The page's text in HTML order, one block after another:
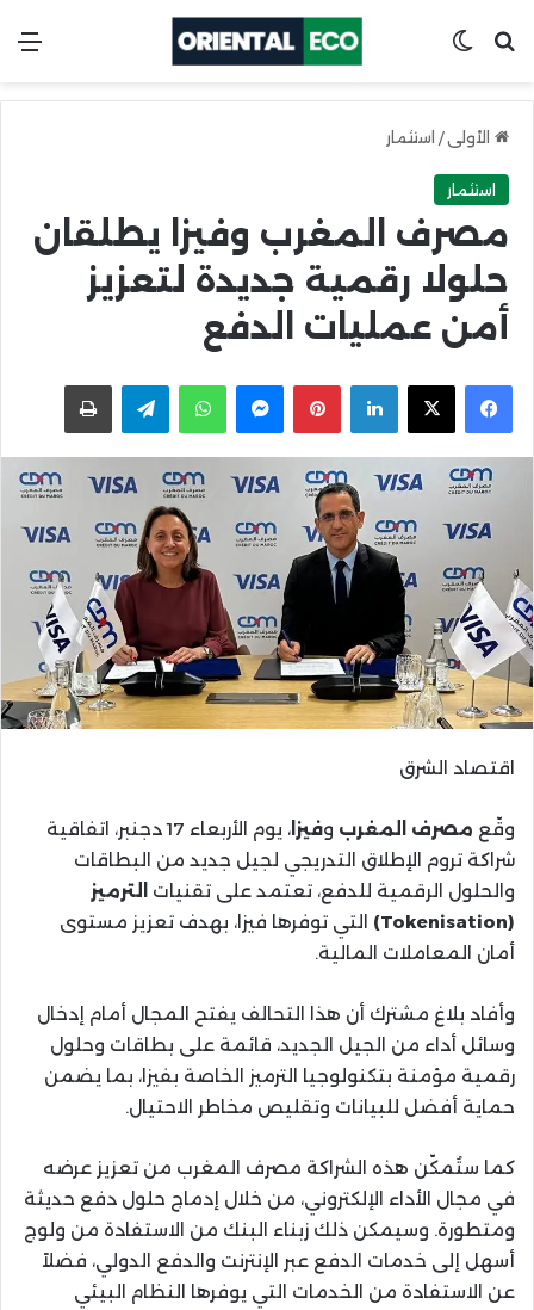
ابحث عنSwitch skin
الأولى / استثمار
استثمار
مصرف المغرب وفيزا يطلقان
حلولا رقمية جديدة لتعزيز
أمن عمليات الدفع
Facebook
X
LinkedIn
Pinterest
Messenger
WhatsApp
Telegramاطبعها
اقتصاد الشرق
وقّع مصرف المغرب وفيزا
، يوم الأربعاء 17 دجنبر، اتفاقية
شراكة تروم الإطلاق التدريجي لجيل جديد من البطاقات
والحلول الرقمية للدفع، تعتمد على تقنيات
الترميز
(Tokenisation)
التي توفرها فيزا، بهدف تعزيز مستوى
أمان المعاملات المالية.
وأفاد بلاغ مشترك أن هذا التحالف يفتح المجال أمام إدخال
وسائل أداء من الجيل الجديد، قائمة على بطاقات وحلول
رقمية مؤمنة بتكنولوجيا الترميز الخاصة بفيزا، بما يضمن
حماية أفضل للبيانات وتقليص مخاطر الاحتيال.
كما ستُمكّن هذه الشراكة مصرف المغرب من تعزيز عرضه
في مجال الأداء الإلكتروني، من خلال إدماج حلول دفع حديثة
ومتطورة. وسيمكن ذلك زبناء البنك من الاستفادة من ولوج
أسهل إلى خدمات الدفع عبر الإنترنت والدفع الدولي، فضلاً
عن الاستفادة من الخدمات التي يوفرها النظام البيئي